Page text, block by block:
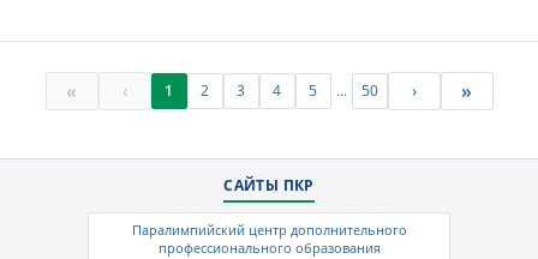
« ‹ 1 2 3 4 5 ... 50 › »
САЙТЫ ПКР
Паралимпийский центр дополнительного
профессионального образования